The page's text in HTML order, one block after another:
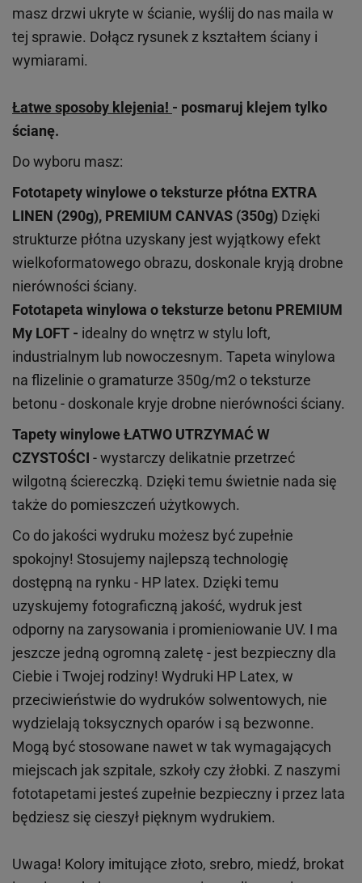
masz drzwi ukryte w ścianie, wyślij do nas maila w
tej sprawie. Dołącz rysunek z kształtem ściany i
wymiarami.
Łatwe sposoby klejenia! - posmaruj klejem tylko
ścianę.
Do wyboru masz:
Fototapety winylowe oteksturze płótna EXTRA
LINEN (290g), PREMIUM CANVAS (350g) Dzięki
strukturze płótna uzyskany jest wyjątkowy efekt
wielkoformatowego obrazu, doskonale kryją drobne
nierówności ściany.
Fototapeta winylowa oteksturze betonu PREMIUM
My LOFT - idealny do wnętrz w stylu loft,
industrialnym lub nowoczesnym. Tapeta winylowa
na flizelinie o gramaturze 350g/m2 o teksturze
betonu - doskonale kryje drobne nierówności ściany.
Tapety winyloweŁATWO UTRZYMAĆ W
CZYSTOŚCI - wystarczy delikatnie przetrzeć
wilgotną ściereczką. Dzięki temu świetnie nada się
także do pomieszczeń użytkowych.
Co do jakości wydruku możesz być zupełnie
spokojny! Stosujemy najlepszą technologię
dostępną na rynku - HP latex. Dzięki temu
uzyskujemy fotograficzną jakość, wydruk jest
odporny na zarysowania i promieniowanie UV. I ma
jeszcze jedną ogromną zaletę - jest bezpieczny dla
Ciebie i Twojej rodziny! Wydruki HP Latex, w
przeciwieństwie do wydruków solwentowych, nie
wydzielają toksycznych oparów i są bezwonne.
Mogą być stosowane nawet w tak wymagających
miejscach jak szpitale, szkoły czy żłobki. Z naszymi
fototapetami jesteś zupełnie bezpieczny i przez lata
będziesz się cieszył pięknym wydrukiem.
Uwaga! Kolory imitujące złoto, srebro, miedź, brokat